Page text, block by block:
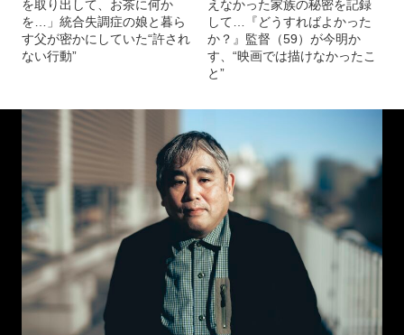
を取り出して、お茶に何か
を…」統合失調症の娘と暮ら
す父が密かにしていた“許され
ない行動”
えなかった家族の秘密を記録
して…『どうすればよかった
か？』監督（59）が今明か
す、“映画では描けなかったこ
と”